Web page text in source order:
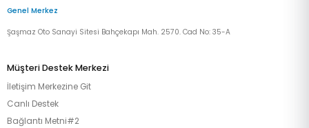
Genel Merkez
Şaşmaz Oto Sanayi Sitesi Bahçekapı Mah. 2570. Cad No: 35-A
Müşteri Destek Merkezi
İletişim Merkezine Git
Canlı Destek
Bağlantı Metni#2